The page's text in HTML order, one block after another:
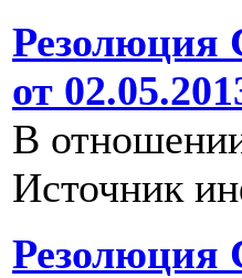
Резолюция
от
В
Источник
Резолюция